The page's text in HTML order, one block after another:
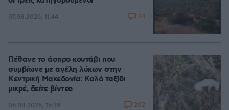
07.08.2026, 11:44 24
Πέθανε το άσπρο κουτάβι που
συμβίωνε με αγέλη λύκων στην
Κεντρική Μακεδονία: Καλό ταξίδι
μικρέ, δείτε βίντεο
06.08.2026, 16:39 202